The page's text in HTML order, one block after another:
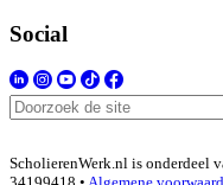
Social
ScholierenWerk.nl is onderdeel